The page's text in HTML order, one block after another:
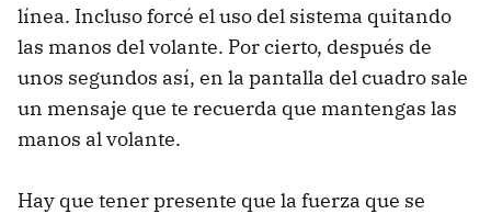
línea. Incluso forcé el uso del sistema quitando
las manos del volante. Por cierto, después de
unos segundos así, en la pantalla del cuadro sale
un mensaje que te recuerda que mantengas las
manos al volante.
Hay que tener presente que la fuerza que se